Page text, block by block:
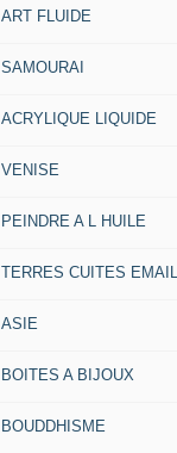
ART FLUIDE
SAMOURAI
ACRYLIQUE LIQUIDE
VENISE
PEINDRE A L HUILE
TERRES CUITES
ASIE
BOITES A BIJOUX
BOUDDHISME